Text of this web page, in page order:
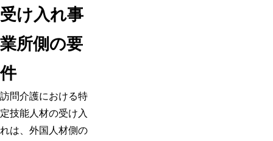
受け入れ事
業所側の要
件
訪問介護における特
定技能人材の受け入
れは、外国人材側の